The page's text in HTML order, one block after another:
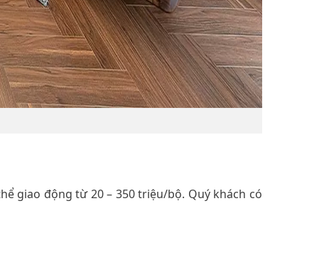
giao động từ 20 – 350 triệu/bộ. Quý khách có